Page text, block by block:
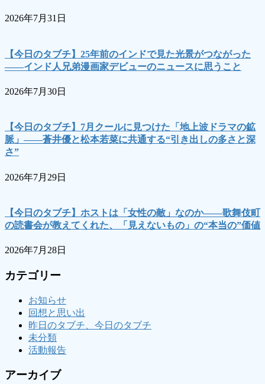
2026年7月31日
【今日のタブチ】25年前のインドで見た光景がつながった
――インド人兄弟漫画家デビューのニュースに思うこと
2026年7月30日
【今日のタブチ】7月クールに見つけた「地上波ドラマの鉱
脈」――蒼井優と松本若菜に共通する“引き出しの多さと深
さ”
2026年7月29日
【今日のタブチ】ホストは「女性の敵」なのか――歌舞伎町
の読書会が教えてくれた、「見えないもの」の“本当の”価値
2026年7月28日
カテゴリー
お知らせ
回想と思い出
昨日のタブチ、今日のタブチ
未分類
活動報告
アーカイブ